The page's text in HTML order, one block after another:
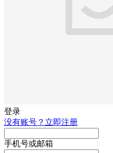
登录
没有账号？立即注册
手机号或邮箱